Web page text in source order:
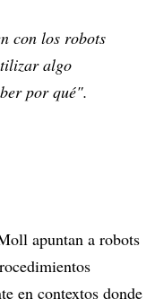
con los robots
algo
por qué".
apuntan a robots
en contextos donde